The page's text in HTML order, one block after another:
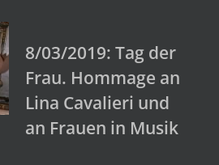
8/03/2019: Tag der
Frau. Hommage an
Lina Cavalieri und
an Frauen in Musik